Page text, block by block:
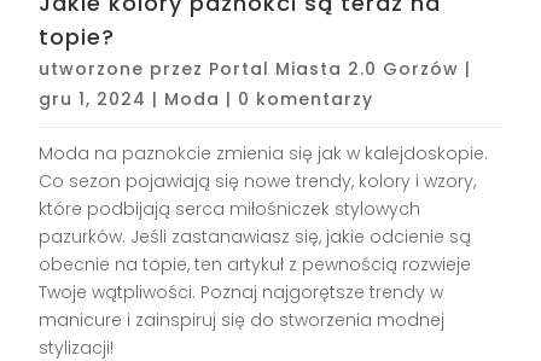
topie?
utworzone przez Portal Miasta 2.0 Gorzów |
gru 1, 2024 | Moda | 0 komentarzy
Moda na paznokcie zmienia się jak w kalejdoskopie.
Co sezon pojawiają się nowe trendy, kolory i wzory,
które podbijają serca miłośniczek stylowych
pazurków. Jeśli zastanawiasz się, jakie odcienie są
obecnie na topie, ten artykuł z pewnością rozwieje
Twoje wątpliwości. Poznaj najgorętsze trendy w
manicure i zainspiruj się do stworzenia modnej
stylizacji!